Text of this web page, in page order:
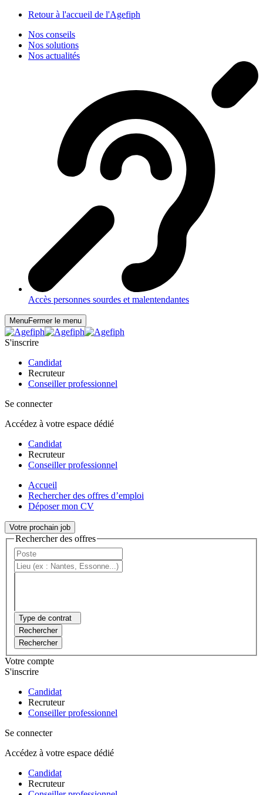
Retour à l'accueil de l'Agefiph
Nos conseils
Nos solutions
Nos actualités
Accès personnes sourdes et malentendantes
MenuFermer le menu
S'inscrire
Candidat
Recruteur
Conseiller professionnel
Se connecter
Accédez à votre espace dédié
Candidat
Recruteur
Conseiller professionnel
Accueil
Rechercher des offres d’emploi
Déposer mon CV
Votre prochain job
Rechercher des offres
Type de contrat
Rechercher
Rechercher
Votre compte
S'inscrire
Candidat
Recruteur
Conseiller professionnel
Se connecter
Accédez à votre espace dédié
Candidat
Recruteur